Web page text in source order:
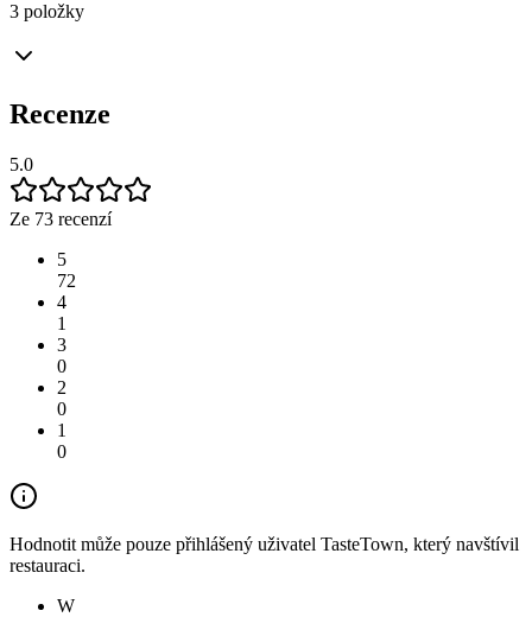
3 položky
Recenze
5.0
Ze 73 recenzí
5
72
4
1
3
0
2
0
1
0
Hodnotit může pouze přihlášený uživatel TasteTown, který navštívil
restauraci.
W